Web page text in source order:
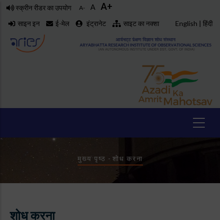
Skip
content
स्क्रीन रीडर का उपयोग A- A A+
साइन इन ई-मेल इंट्रानेट साइट का नक्शा English | हिंदी
Breadcrumb
मुख्य पृष्ठ - शोध करना
शोध करना